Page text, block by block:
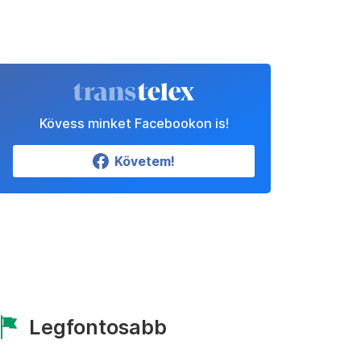
Kövess minket Facebookon is!
Követem!
Legfontosabb